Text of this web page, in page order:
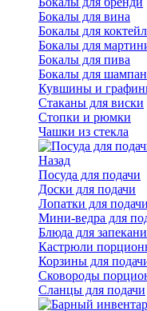
Бокалы для вина
Бокалы для
Бокалы для
Бокалы для пива
Бокалы для
Кувшины и
Стаканы для виски
Стопки и рюмки
Чашки из стекла
Назад
Посуда для подачи
Доски для подачи
Лопатки для подачи
Мини-ведра для
Блюда для
Кастрюли
Корзины для
Сковороды
Сланцы для подачи